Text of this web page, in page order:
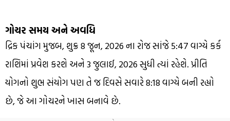
ગોચર સમય અને અવધિ
દ્રિક પંચાંગ મુજબ, શુક્ર 8 જૂન, 2026 ના રોજ સાંજે 5:47 વાગ્યે કર્ક
રાશિમાં પ્રવેશ કરશે અને 3 જુલાઈ, 2026 સુધી ત્યાં રહેશે. પ્રીતિ
યોગનો શુભ સંયોગ પણ તે જ દિવસે સવારે 8:18 વાગ્યે બની રહ્યો
છે, જે આ ગોચરને ખાસ બનાવે છે.